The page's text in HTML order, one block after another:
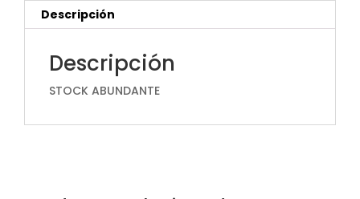
Descripción
Descripción
STOCK ABUNDANTE